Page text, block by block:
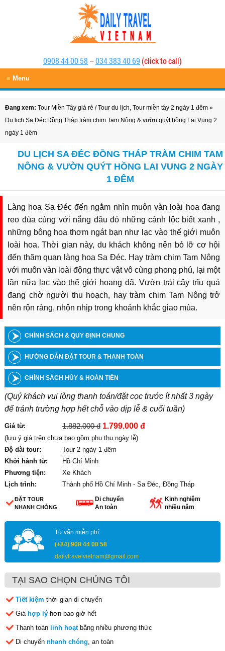
0908 44 00 58 –034 383 40 69 (click to call)
≡ Menu
Đang xem: Tour Miền Tây giá rẻ /Tour du lịch, Tour miền tây 2 ngày 1 đêm »
Du lịch Sa Đéc Đồng Tháp tràm chim Tam Nông & vườn quýt hồng Lai Vung 2
ngày 1 đêm
DU LỊCH SA ĐÉC ĐỒNG THÁP TRÀM CHIM TAM
NÔNG & VƯỜN QUÝT HỒNG LAI VUNG 2 NGÀY
1 ĐÊM
Làng hoa Sa Đéc đến ngắm nhìn muôn vàn loài hoa đang
reo đùa cùng với nắng đâu đó những cành lộc biết xanh ,
những bông hoa thơm ngát bạn như lạc vào thế giới muôn
loài hoa. Thời gian này, du khách không nên bỏ lỡ cơ hội
đến thăm quan làng hoa Sa Đéc. Hay tràm chim Tam Nông
với muôn vàn loài động thực vật vô cùng phong phú, lại một
lần nữa lạc vào thế giới hoang dã. Vườn trái cây trĩu quả
đang chờ người thu hoạch, hay tràm chim Tam Nông trở
nên rộn ràng, nhộn nhịp trong khoảnh khắc giao mùa.
CHÍNH SÁCH & QUY ĐỊNH CHUNG
HƯỚNG DẪN ĐẶT TOUR & THANH TOÁN
CHÍNH SÁCH HỦY & HOÀN TIỀN
(Quý khách vui lòng thanh toán/đặt cọc trước ít nhất 3 ngày
để tránh trường hợp hết chỗ vào dịp lễ & cuối tuần)
Giá từ: 1.882.000 đ 1.799.000 đ
(lưu ý giá trên chưa bao gồm phụ thu ngày lễ)
Độ dài tour:
Tour 2 ngày 1 đêm
Khởi hành từ:
Hồ Chí Minh
Phương tiện:
Xe Khách
Lịch trình:
Thành phố Hồ Chí Minh - Sa Đéc, Đồng Tháp
ĐẶT TOUR
NHANH CHÓNG
Di chuyển
An toàn
Kinh nghiệm
nhiều năm
Tư vấn miễn phí
(+84) 908 44 00 58
dailytravelvietnam@gmail.com
TẠI SAO CHỌN CHÚNG TÔI
Tiết kiệm thời gian di chuyển
Giá hợp lýhơn bao giờ hết
Thanh toán linh hoạtbằng nhiều phương thức
Di chuyển nhanh chóng, an toàn